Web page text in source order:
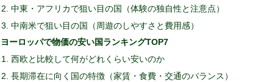
中東・アフリカで狙い目の国（体験の独自性と注意点）
中南米で狙い目の国（周遊のしやすさと費用感）
ヨーロッパで物価の安い国ランキングTOP7
西欧と比較して何がどれくらい安いのか
長期滞在に向く国の特徴（家賃・食費・交通のバランス）